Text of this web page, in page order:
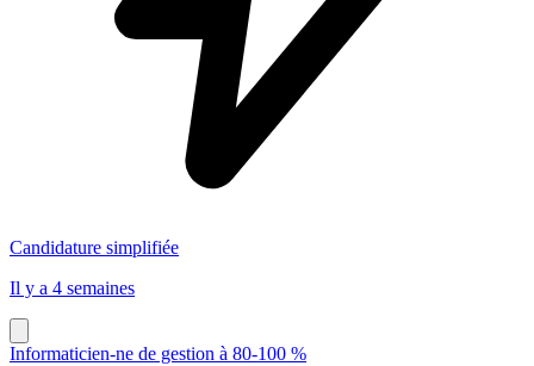
Candidature simplifiée
Il y a 4 semaines
Informaticien-ne de gestion à 80-100 %